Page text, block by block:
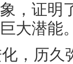
，证明
大潜能。
，历久